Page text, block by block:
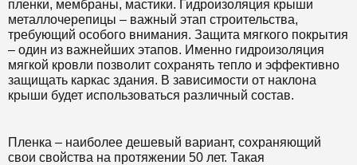
пленки, мембраны, мастики. Гидроизоляция крыши
металлочерепицы – важный этап строительства,
требующий особого внимания. Защита мягкого покрытия
– один из важнейших этапов. Именно гидроизоляция
мягкой кровли позволит сохранять тепло и эффективно
защищать каркас здания. В зависимости от наклона
крыши будет использоваться различный состав.
Пленка – наиболее дешевый вариант, сохраняющий
свои свойства на протяжении 50 лет. Такая